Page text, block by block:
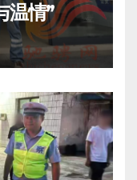
温情”